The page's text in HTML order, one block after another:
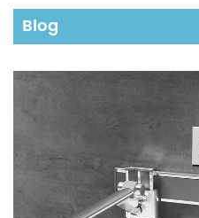
Blog